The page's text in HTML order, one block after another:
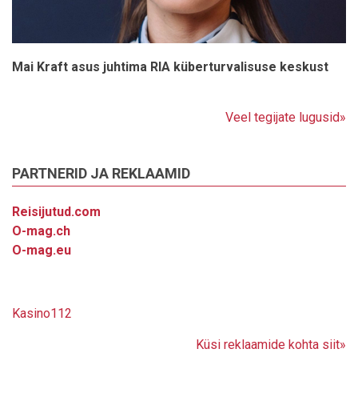
Mai Kraft asus juhtima RIA küberturvalisuse keskust
Veel tegijate lugusid»
PARTNERID JA REKLAAMID
Reisijutud.com
O-mag.ch
O-mag.eu
Kasino112
Küsi reklaamide kohta siit»